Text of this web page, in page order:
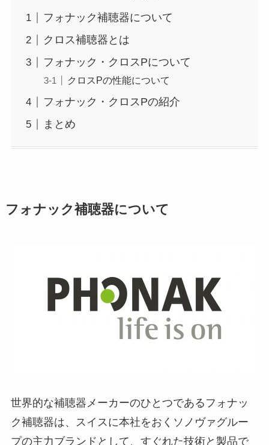
フォナック補聴器について
クロス補聴器とは
フォナック・クロスPについて
クロスPの性能について
フォナック・クロスPの紹介
まとめ
フォナック補聴器について
世界的な補聴器メーカーのひとつであるフォナッ
ク補聴器は、スイスに本社をおくソノヴァグルー
プの主力ブランドとして、すぐれた技術と製品で